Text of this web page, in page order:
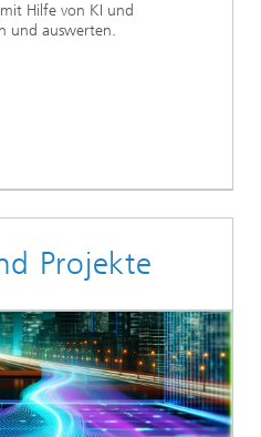
Hilfe von KI und
und auswerten.
Projekte